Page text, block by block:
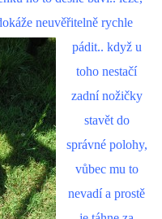
neuvěřitelně rychle
pádit.. když u
toho nestačí
zadní nožičky
stavět do
správné polohy,
vůbec mu to
nevadí a prostě